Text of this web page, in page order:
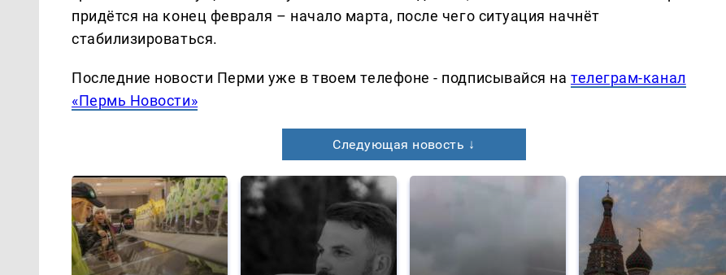
придётся на конец февраля – начало марта, после чего ситуация начнёт
стабилизироваться.
Последние новости Перми уже в твоем телефоне - подписывайся нателеграм-канал
«Пермь Новости»
Следующая новость ↓